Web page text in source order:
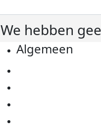
We hebben
Algemeen